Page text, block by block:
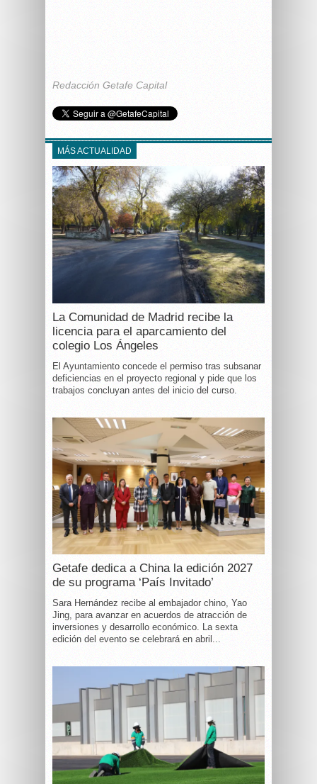
Redacción Getafe Capital
MÁS ACTUALIDAD
La Comunidad de Madrid recibe la
licencia para el aparcamiento del
colegio Los Ángeles
El Ayuntamiento concede el permiso tras subsanar
deficiencias en el proyecto regional y pide que los
trabajos concluyan antes del inicio del curso.
Getafe dedica a China la edición 2027
de su programa ‘País Invitado’
Sara Hernández recibe al embajador chino, Yao
Jing, para avanzar en acuerdos de atracción de
inversiones y desarrollo económico. La sexta
edición del evento se celebrará en abril...